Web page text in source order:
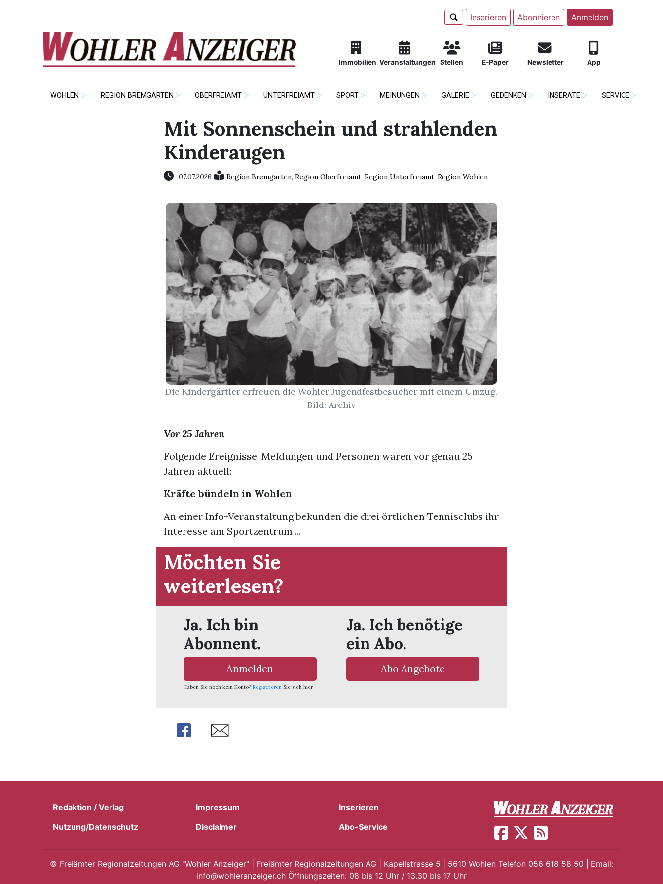
Inserieren Abonnieren Anmelden
Immobilien Veranstaltungen Stellen E-Paper Newsletter App
WOHLEN REGION BREMGARTEN OBERFREIAMT UNTERFREIAMT SPORT MEINUNGEN GALERIE GEDENKEN INSERATE SERVICE
Mit Sonnenschein und strahlenden
Kinderaugen
07.07.2026 Region Bremgarten, Region Oberfreiamt, Region Unterfreiamt, Region Wohlen
Die Kindergärtler erfreuen die Wohler Jugendfestbesucher mit einem Umzug.
Bild: Archiv
Vor 25 Jahren
Folgende Ereignisse, Meldungen und Personen waren vor genau 25
Jahren aktuell:
Kräfte bündeln in Wohlen
An einer Info-Veranstaltung bekunden die drei örtlichen Tennisclubs ihr
Interesse am Sportzentrum ...
Möchten Sie
weiterlesen?
Ja. Ich bin
Abonnent.
Anmelden
Haben Sie noch kein Konto? Registrieren Sie sich hier
Ja. Ich benötige
ein Abo.
Abo Angebote
Share Share
Redaktion / Verlag Impressum
Inserieren
Nutzung/Datenschutz
Disclaimer Abo-Service
© Freiämter Regionalzeitungen AG "Wohler Anzeiger" | Freiämter Regionalzeitungen AG | Kapellstrasse 5 | 5610 Wohlen Telefon 056 618 58 50 | Email:
info@wohleranzeiger.ch Öffnungszeiten: 08 bis 12 Uhr / 13.30 bis 17 Uhr